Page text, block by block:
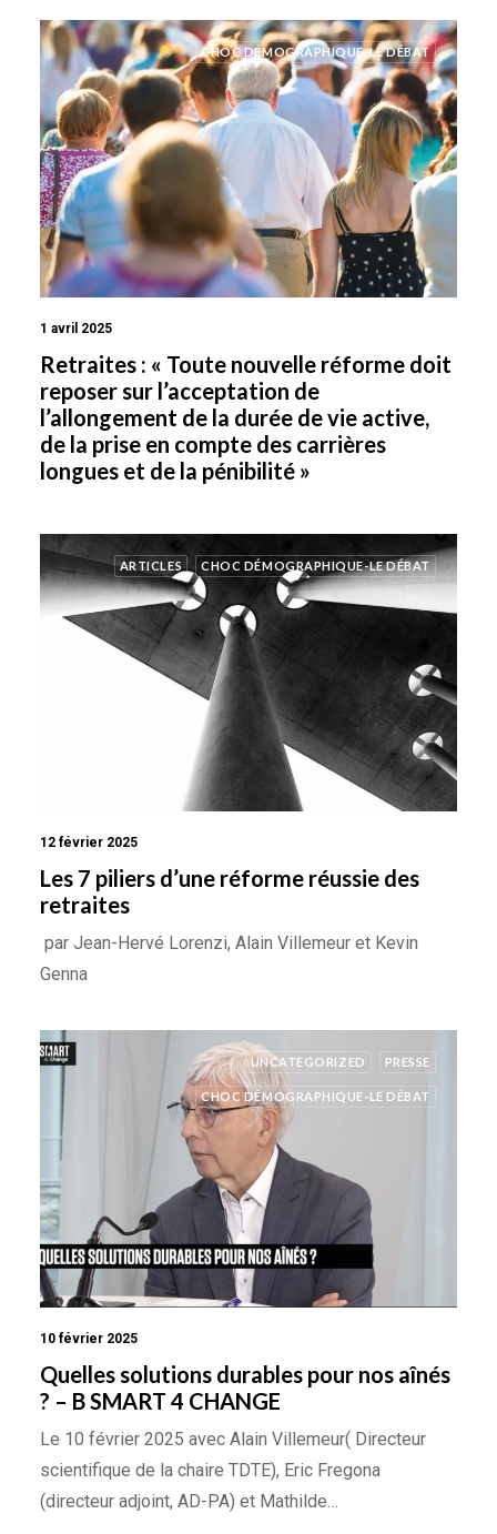
CHOC DÉMOGRAPHIQUE-LE DÉBAT
1 avril 2025
Retraites : « Toute nouvelle réforme doit
reposer sur l’acceptation de
l’allongement de la durée de vie active,
de la prise en compte des carrières
longues et de la pénibilité »
ARTICLES CHOC DÉMOGRAPHIQUE-LE DÉBAT
12 février 2025
Les 7 piliers d’une réforme réussie des
retraites
par Jean-Hervé Lorenzi, Alain Villemeur et Kevin
Genna
UNCATEGORIZED PRESSE
CHOC DÉMOGRAPHIQUE-LE DÉBAT
10 février 2025
Quelles solutions durables pour nos aînés
? – B SMART 4 CHANGE
Le 10 février 2025 avec Alain Villemeur( Directeur
scientifique de la chaire TDTE), Eric Fregona
(directeur adjoint, AD-PA) et Mathilde…